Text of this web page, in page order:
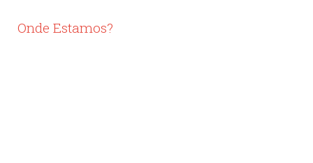
Onde Estamos?